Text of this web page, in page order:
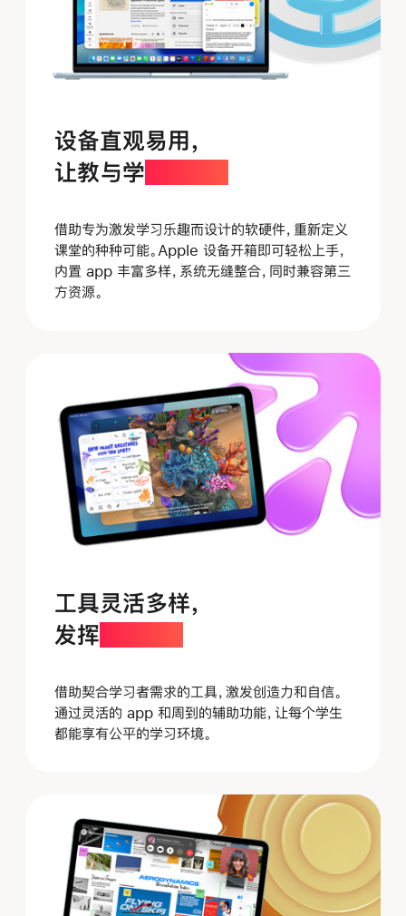
设备直观易用，
让教与学
借助专为激发学习乐趣而设计的软硬件，重新定义
课堂的种种可能。Apple 设备开箱即可轻松上手，
内置 app 丰富多样， 系统无缝整合， 同时兼容第三
方资源。
工具灵活多样，
发挥
借助契合学习者需求的工具，激发创造力和自信。
通过灵活的 app 和周到的辅助功能，让每个学生
都能享有公平的学习环境。